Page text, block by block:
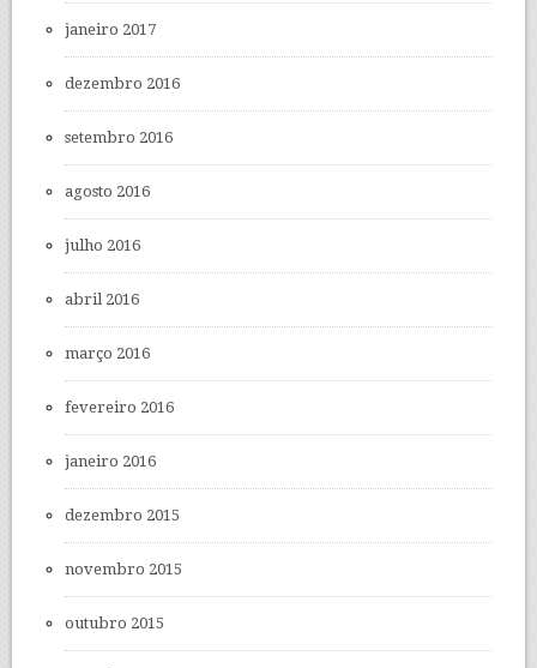
janeiro 2017
dezembro 2016
setembro 2016
agosto 2016
julho 2016
abril 2016
março 2016
fevereiro 2016
janeiro 2016
dezembro 2015
novembro 2015
outubro 2015